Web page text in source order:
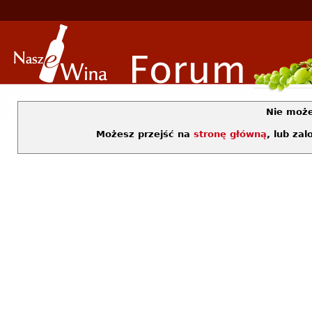
Nie
Możesz przejść na stronę główną, lub